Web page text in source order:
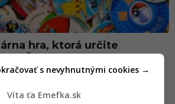
hra, ktorá určite
Čo si o nej možno
Víta ťa Emefka.sk
s nevyhnutnými cookies →